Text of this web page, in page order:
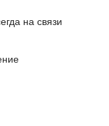
на связи